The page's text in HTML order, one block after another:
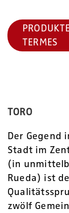
TERMES
TORO
Der Gegend
Stadt im
(in
Rueda) ist
zwölf